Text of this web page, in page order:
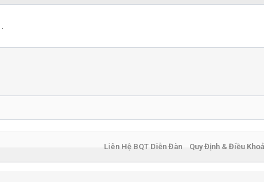
Liên Hệ BQT Diễn Đàn Quy Định & Điều